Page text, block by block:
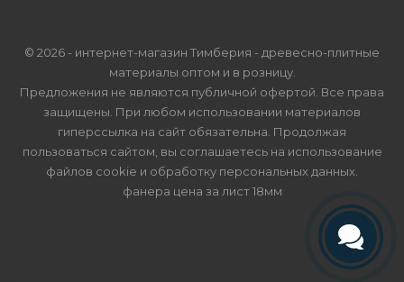
© 2026 - интернет-магазин Тимберия - древесно-плитные
материалы оптом и в розницу.
Предложения не являются публичной офертой. Все права
защищены. При любом использовании материалов
гиперссылка на сайт обязательна. Продолжая
пользоваться сайтом, вы соглашаетесь на использование
файлов cookie и обработку персональных данных
фанера цена за лист 18мм